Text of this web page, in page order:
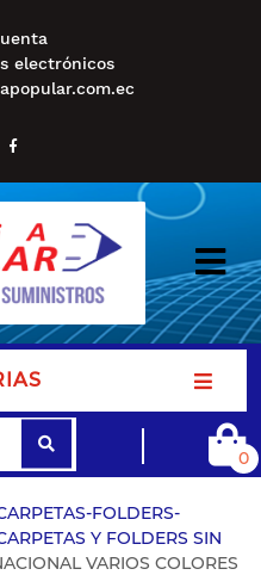
electrónicos
0
FOLDERS-
Y FOLDERS SIN
VARIOS COLORES